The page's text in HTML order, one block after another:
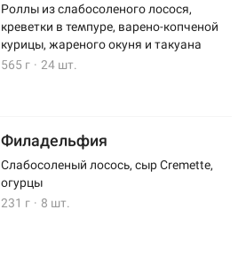
Роллы из слабосоленого лосося,
креветки в темпуре, варено-копченой
курицы, жареного окуня и такуана
565 г · 24 шт.
Филадельфия
Слабосоленый лосось, сыр Cremette,
огурцы
231 г · 8 шт.